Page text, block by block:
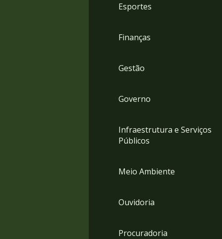
Esportes
Finanças
Gestão
Governo
Infraestrutura e Serviços
Públicos
Meio Ambiente
Ouvidoria
Procuradoria